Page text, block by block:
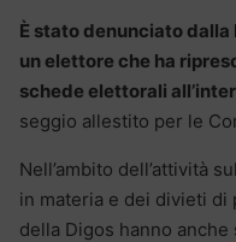
È stato denunciato
un elettore che ha
schede elettorali
seggio allestito per le
Nell’ambito dell’attività
in materia e dei divieti
della Digos hanno